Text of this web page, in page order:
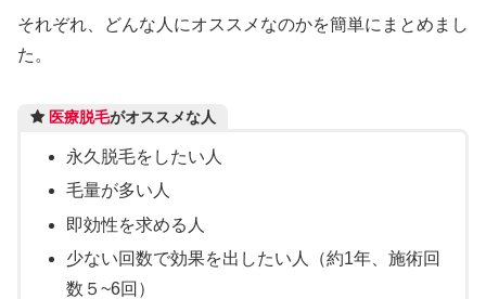
それぞれ、どんな人にオススメなのかを簡単にまとめまし
た。
医療脱毛がオススメな人
永久脱毛をしたい人
毛量が多い人
即効性を求める人
少ない回数で効果を出したい人（約1年、施術回
数５~6回）